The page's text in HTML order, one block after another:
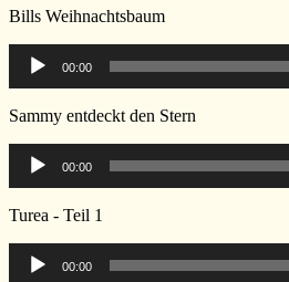
Bills Weihnachtsbaum
Audio-
Player
00:00
Sammy entdeckt den Stern
Audio-
Player
00:00
Turea - Teil 1
Audio-
Player
00:00